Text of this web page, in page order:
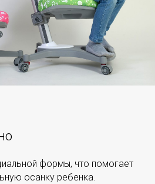
формы, что помогает
осанку ребенка.